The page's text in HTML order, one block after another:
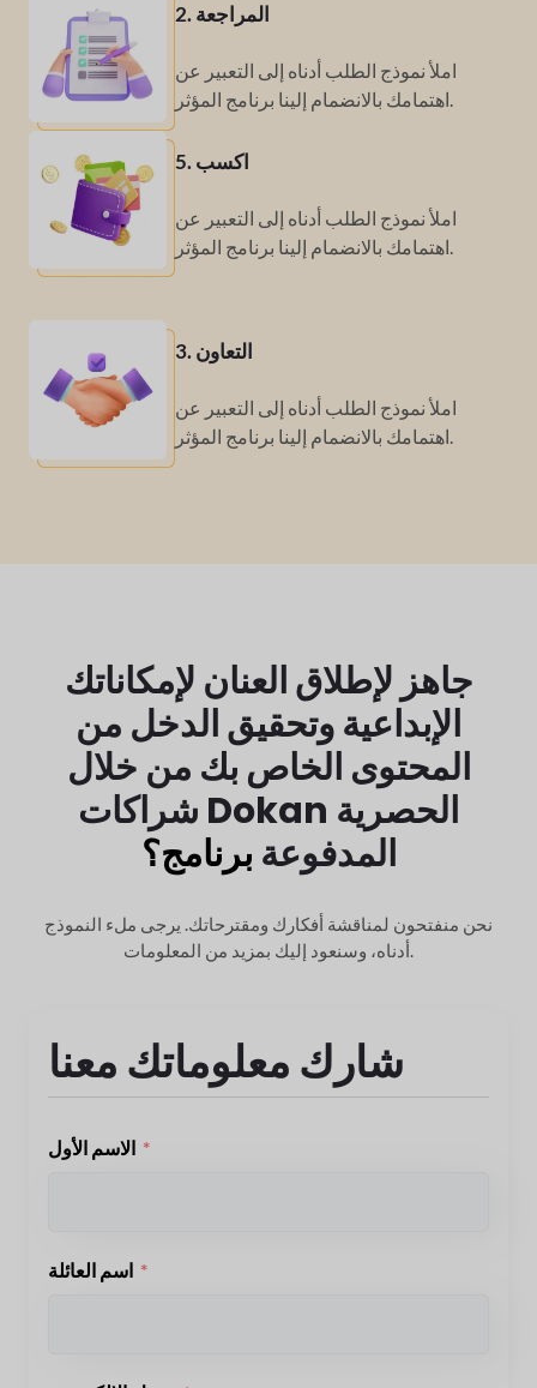
2. المراجعة
املأ نموذج الطلب أدناه إلى التعبير عن
اهتمامك بالانضمام إلينابرنامج المؤثر.
5. اكسب
املأ نموذج الطلب أدناه إلى التعبير عن
اهتمامك بالانضمام إلينا
3. التعاون
املأ نموذج الطلب أدناه إلى التعبير عن
اهتمامك بالانضمام إلينابرنامج المؤثر.
جاهز لإطلاق العنان لإمكاناتك
الإبداعية وتحقيق الدخل من
المحتوى الخاص بك من خلال
شراكات Dokan الحصرية
المدفوعة برنامج؟
نحن منفتحون لمناقشة أفكارك ومقترحاتك. يرجى ملء النموذج
أدناه،
شارك معلوماتك معنا
الاسم الأول
اسم العائلة